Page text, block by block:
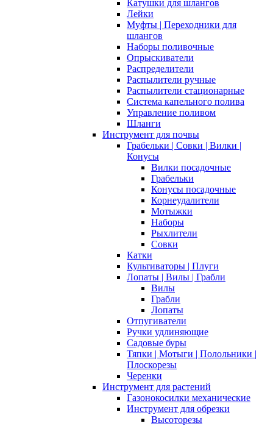
Катушки для шлангов
Лейки
Муфты | Переходники для
шлангов
Наборы поливочные
Опрыскиватели
Распределители
Распылители ручные
Распылители стационарные
Система капельного полива
Управление поливом
Шланги
Инструмент для почвы
Грабельки | Совки | Вилки |
Конусы
Вилки посадочные
Грабельки
Конусы посадочные
Корнеудалители
Мотыжки
Наборы
Рыхлители
Совки
Катки
Культиваторы | Плуги
Лопаты | Вилы | Грабли
Вилы
Грабли
Лопаты
Отпугиватели
Ручки удлиняющие
Садовые буры
Тяпки | Мотыги | Полольники |
Плоскорезы
Черенки
Инструмент для растений
Газонокосилки механические
Инструмент для обрезки
Высоторезы